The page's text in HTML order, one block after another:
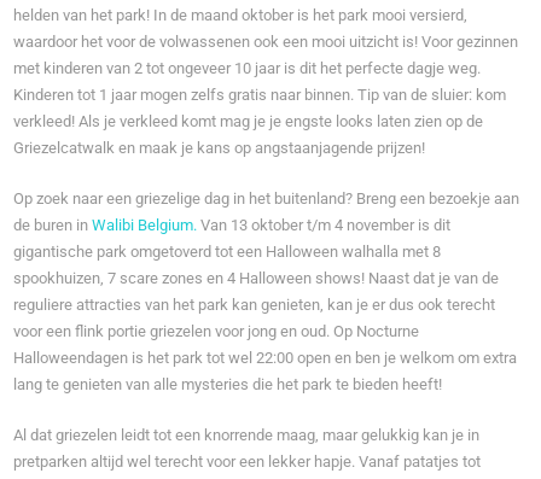
helden van het park! In de maand oktober is het park mooi versierd,
waardoor het voor de volwassenen ook een mooi uitzicht is! Voor gezinnen
met kinderen van 2 tot ongeveer 10 jaar is dit het perfecte dagje weg.
Kinderen tot 1 jaar mogen zelfs gratis naar binnen. Tip van de sluier: kom
verkleed! Als je verkleed komt mag je je engste looks laten zien op de
Griezelcatwalk en maak je kans op angstaanjagende prijzen!
Op zoek naar een griezelige dag in het buitenland? Breng een bezoekje aan
de buren inWalibi Belgium. Van 13 oktober t/m 4 november is dit
gigantische park omgetoverd tot een Halloween walhalla met 8
spookhuizen, 7 scare zones en 4 Halloween shows! Naast dat je van de
reguliere attracties van het park kan genieten, kan je er dus ook terecht
voor een flink portie griezelen voor jong en oud. Op Nocturne
Halloweendagen is het park tot wel 22:00 open en ben je welkom om extra
lang te genieten van alle mysteries die het park te bieden heeft!
Al dat griezelen leidt tot een knorrende maag, maar gelukkig kan je in
pretparken altijd wel terecht voor een lekker hapje. Vanaf patatjes tot